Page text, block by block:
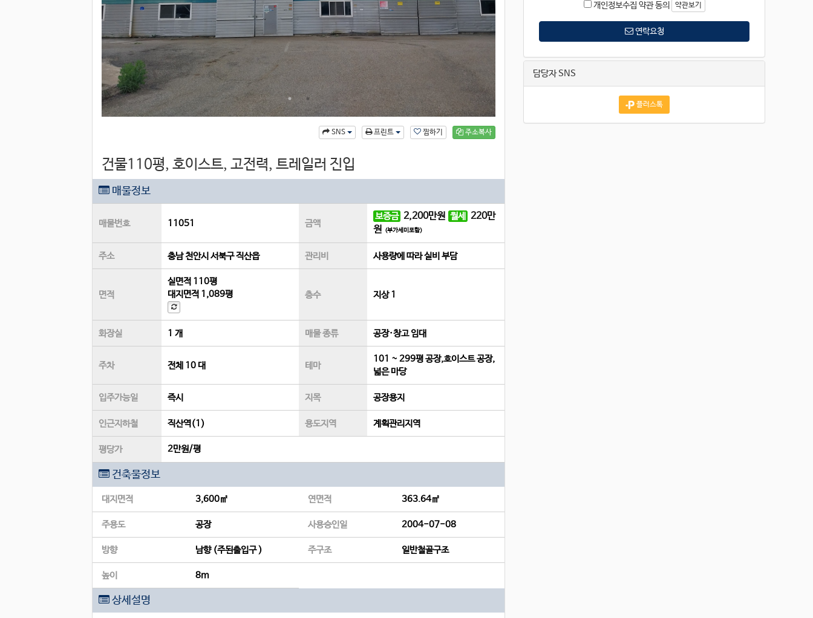
주소복사
찜하기
프린트
SNS
건물110평, 호이스트, 고전력, 트레일러 진입
매물정보
매물번호 11051 금액
보증금 2,200만원 월세 220만
원 (부가세미포함)
주소 충남 천안시 서북구 직산읍 관리비 사용량에 따라 실비 부담
면적
실면적 110평
대지면적 1,089평 층수 지상 1
화장실 1 개 매물 종류 공장·창고 임대
주차 전체 10 대 테마
101 ~ 299평 공장,호이스트 공장,
넓은 마당
입주가능일 즉시 지목 공장용지
인근지하철 직산역(1) 용도지역 계획관리지역
평당가 2만원/평
건축물정보
대지면적 3,600㎡ 연면적 363.64㎡
주용도 공장 사용승인일 2004-07-08
방향 남향 (주된출입구 ) 주구조 일반철골구조
높이 8m
상세설명
개인정보수집 약관 동의 약관보기
연락요청
담당자 SNS
플러스톡